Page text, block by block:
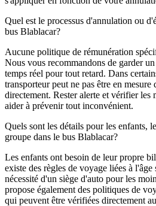
Quel est le processus d'annulation ou
bus Blablacar?
Aucune politique de rémunération
Nous vous recommandons de garder
temps réel pour tout retard. Dans
transporteur peut ne pas être en mesure
directement. Rester alerte et vérifier les
aider à prévenir tout inconvénient.
Quels sont les détails pour les enfants,
groupe dans le bus Blablacar?
Les enfants ont besoin de leur propre
existe des règles de voyage liées à
nécessité d'un siège d'auto pour les
propose également des politiques de
qui peuvent être vérifiées directement